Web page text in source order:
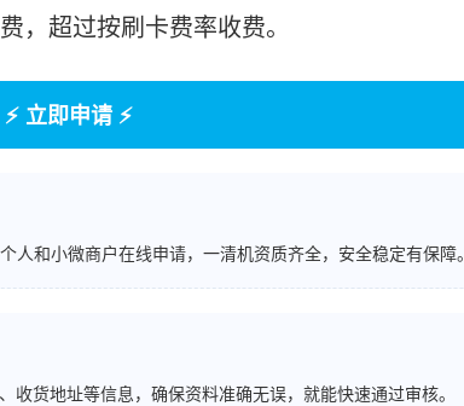
，超过按刷卡费率收费。
⚡ 立即申请 ⚡
人和小微商户在线申请，一清机资质齐全，安全稳定有保障。
货地址等信息，确保资料准确无误，就能快速通过审核。